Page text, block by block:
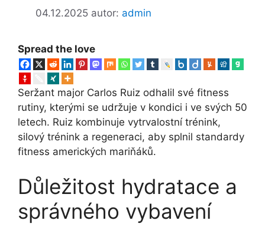
04.12.2025 autor: admin
Spread the love
Seržant major Carlos Ruiz odhalil své fitness
rutiny, kterými se udržuje v kondici i ve svých 50
letech. Ruiz kombinuje vytrvalostní trénink,
silový trénink a regeneraci, aby splnil standardy
fitness amerických mariňáků.
Důležitost hydratace a
správného vybavení